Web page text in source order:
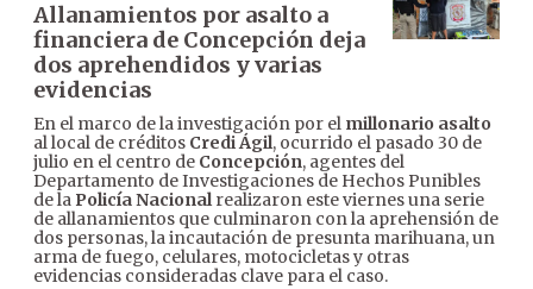
Allanamientos por asalto a
financiera de Concepción deja
dos aprehendidos y varias
evidencias
En el marco de la investigación por el millonario asalto
al local de créditos Credi Ágil, ocurrido el pasado 30 de
julio en el centro de Concepción, agentes del
Departamento de Investigaciones de Hechos Punibles
de la Policía Nacionalrealizaron este viernes una serie
de allanamientos que culminaron con la aprehensión de
dos personas, la incautación de presunta marihuana, un
arma de fuego, celulares, motocicletas y otras
evidencias consideradas clave para el caso.